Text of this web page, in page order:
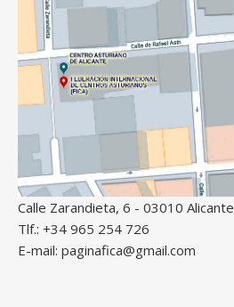
Calle Zarandieta, 6 - 03010 Alicante
Tlf.: +34 965 254 726
E-mail: paginafica@gmail.com